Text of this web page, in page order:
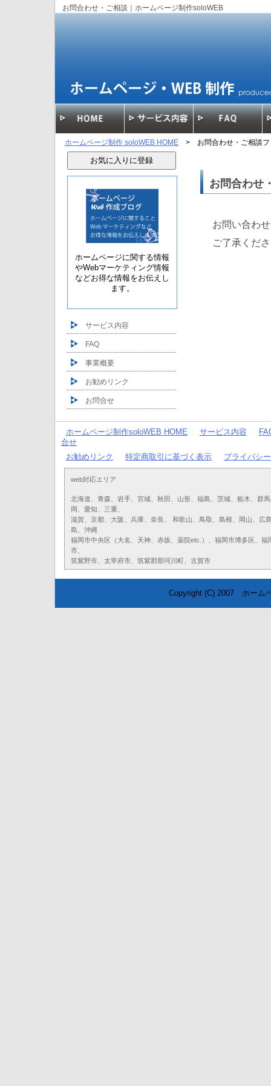
お問合わせ・ご相談｜ホームページ制作soloWEB
お問合わせ
お問い合わ
ご了承くだ
お気に入りに登録
ホームページに関する情報
やWebマーケティング情報
などお得な情報をお伝えし
ます。
サービス内容
FAQ
事業概要
お勧めリンク
お問合せ
ホームページ制作soloWEB HOME サービス内容
合せ
お勧めリンク
特定商取引に基づく表示 プライバシ
web対応エリア
北海道、青森、岩手、宮城、秋田、山形、福島、茨城、栃木、群
岡、愛知、三重、
滋賀、京都、大阪、兵庫、奈良、 和歌山、鳥取、島根、岡山、
島、沖縄
福岡市中央区（大名、天神、赤坂、薬院etc.）、福岡市博多区、
市、
筑紫野市、太宰府市、筑紫郡那珂川町、古賀市
Copyright (C) 2007 ホーム
ホームページ制作 soloWEB HOME > お問合わせ・ご相談フ